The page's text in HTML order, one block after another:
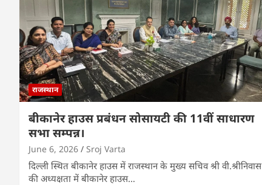
राजस्थान
बीकानेर हाउस प्रबंधन सोसायटी की 11वीं साधारण
सभा सम्पन्न।
June 6, 2026 Sroj Varta
दिल्ली स्थित बीकानेर हाउस में राजस्थान के मुख्य सचिव श्री वी.श्रीनिवास
की अध्यक्षता में बीकानेर हाउस…